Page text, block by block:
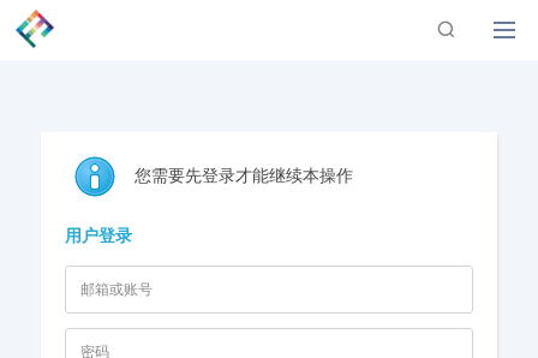
您需要先登录才能继续本操作
用户登录